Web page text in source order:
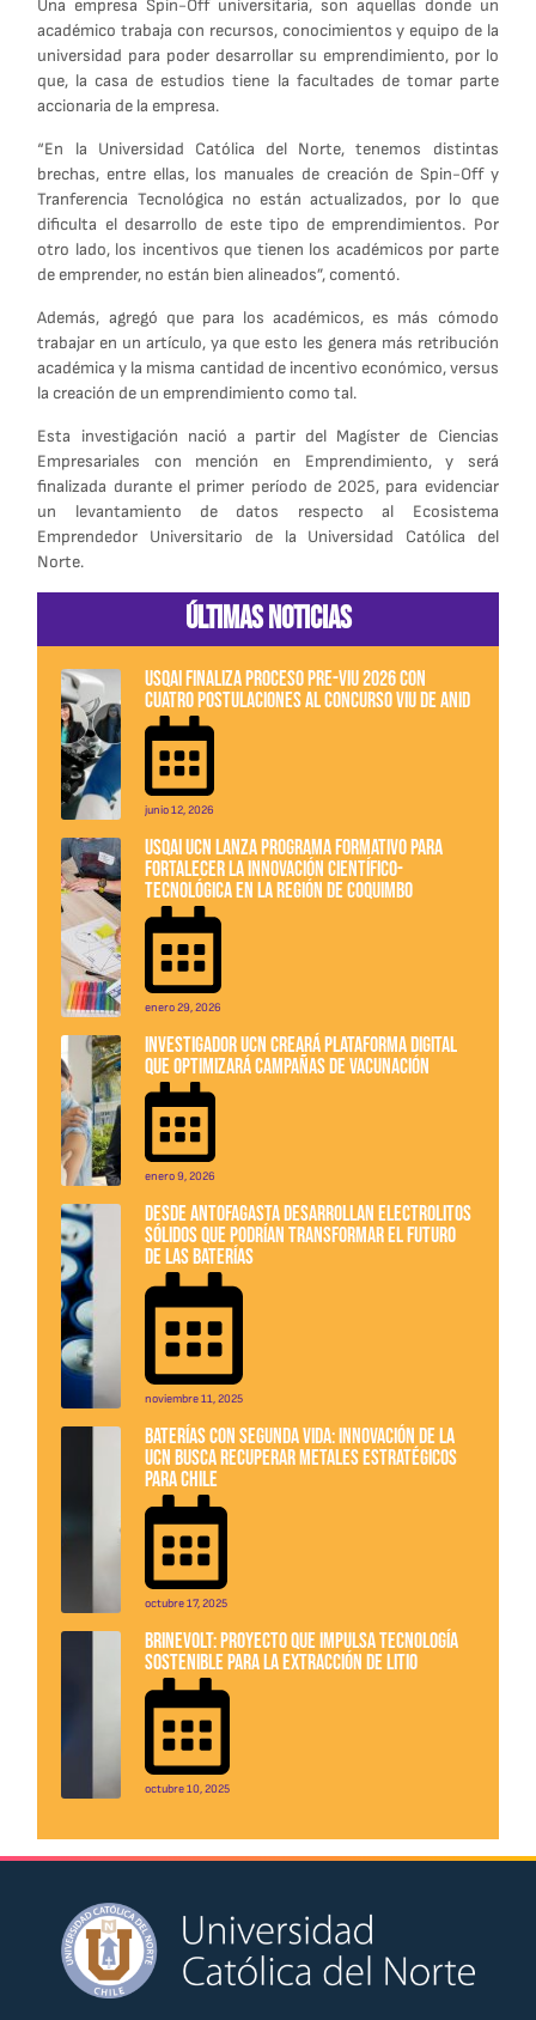
Una empresa Spin-Off universitaria, son aquellas donde un
académico trabaja con recursos, conocimientos y equipo de la
universidad para poder desarrollar su emprendimiento, por lo
que, la casa de estudios tiene la facultades de tomar parte
accionaria de la empresa.
“En la Universidad Católica del Norte, tenemos distintas
brechas, entre ellas, los manuales de creación de Spin-Off y
Tranferencia Tecnológica no están actualizados, por lo que
dificulta el desarrollo de este tipo de emprendimientos. Por
otro lado, los incentivos que tienen los académicos por parte
de emprender, no están bien alineados”, comentó.
Además, agregó que para los académicos, es más cómodo
trabajar en un artículo, ya que esto les genera más retribución
académica y la misma cantidad de incentivo económico, versus
la creación de un emprendimiento como tal.
Esta investigación nació a partir del Magíster de Ciencias
Empresariales con mención en Emprendimiento, y será
finalizada durante el primer período de 2025, para evidenciar
un levantamiento de datos respecto al Ecosistema
Emprendedor Universitario de la Universidad Católica del
Norte.
Últimas noticias
USQAI finaliza proceso Pre-VIU 2026 con
cuatro postulaciones al concurso VIU de ANID
junio 12, 2026
USQAI UCN lanza programa formativo para
fortalecer la innovación científico-
tecnológica en la Región de Coquimbo
enero 29, 2026
Investigador UCN creará plataforma digital
que optimizará campañas de vacunación
enero 9, 2026
Desde Antofagasta desarrollan electrolitos
sólidos que podrían transformar el futuro
de las baterías
noviembre 11, 2025
Baterías con segunda vida: Innovación de la
UCN busca recuperar metales estratégicos
para Chile
octubre 17, 2025
BrineVolt: Proyecto que impulsa tecnología
sostenible para la extracción de litio
octubre 10, 2025